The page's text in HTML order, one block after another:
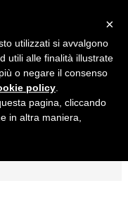
×
utilizzati si avvalgono
utili alle finalità illustrate
o negare il consenso
policy
pagina, cliccando
in altra maniera,